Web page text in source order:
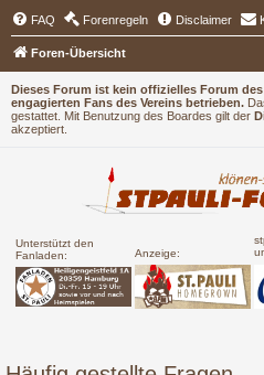
Dieses Forum ist kein offizielles Forum
engagierten Fans des Vereins betrieben.
gestattet. Mit Benutzung des Boardes gilt der
akzeptiert.
Unterstützt den
Fanladen:
Anzeige:
FAQ Forenregeln Disclaimer
Foren-Übersicht